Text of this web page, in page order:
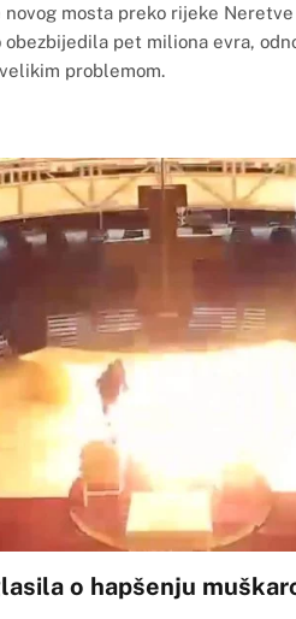
mosta preko rijeke
pet miliona evra,
problemom.
o hapšenju